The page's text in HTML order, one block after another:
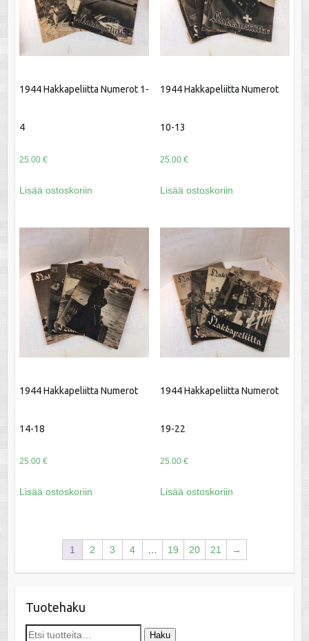
1944 Hakkapeliitta Numerot 1-
4
25.00 €
Lisää ostoskoriin
1944 Hakkapeliitta Numerot
10-13
25.00 €
Lisää ostoskoriin
1944 Hakkapeliitta Numerot
14-18
25.00 €
Lisää ostoskoriin
1944 Hakkapeliitta Numerot
19-22
25.00 €
Lisää ostoskoriin
1 2 3 4 19 20 21 →
Tuotehaku
Etsi: Haku